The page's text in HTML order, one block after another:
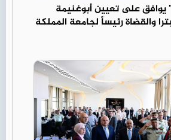
يوافق على تعيين أبوغنيمة
والقضاة رئيساً لجامعة المملكة